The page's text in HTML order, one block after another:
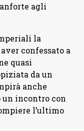
agli
la
confessato a
quasi
da un
anche
un incontro con
l’ultimo